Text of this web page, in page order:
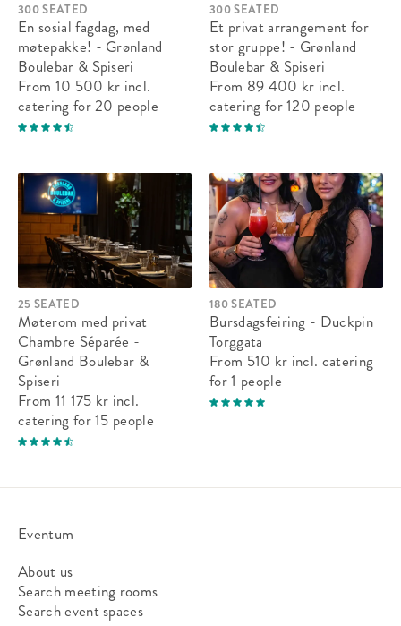
300 SEATED
En sosial fagdag, med
møtepakke! - Grønland
Boulebar & Spiseri
From 10 500 kr incl.
catering for 20 people
300 SEATED
Et privat arrangement for
stor gruppe! - Grønland
Boulebar & Spiseri
From 89 400 kr incl.
catering for 120 people
25 SEATED
Møterom med privat
Chambre Séparée -
Grønland Boulebar &
Spiseri
From 11 175 kr incl.
catering for 15 people
180 SEATED
Bursdagsfeiring - Duckpin
Torggata
From 510 kr incl. catering
for 1 people
Eventum
About us
Search meeting rooms
Search event spaces